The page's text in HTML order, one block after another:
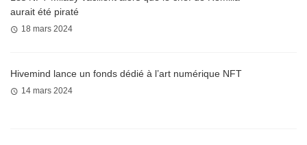
aurait été piraté
18 mars 2024
Hivemind lance un fonds dédié à l’art numérique NFT
14 mars 2024